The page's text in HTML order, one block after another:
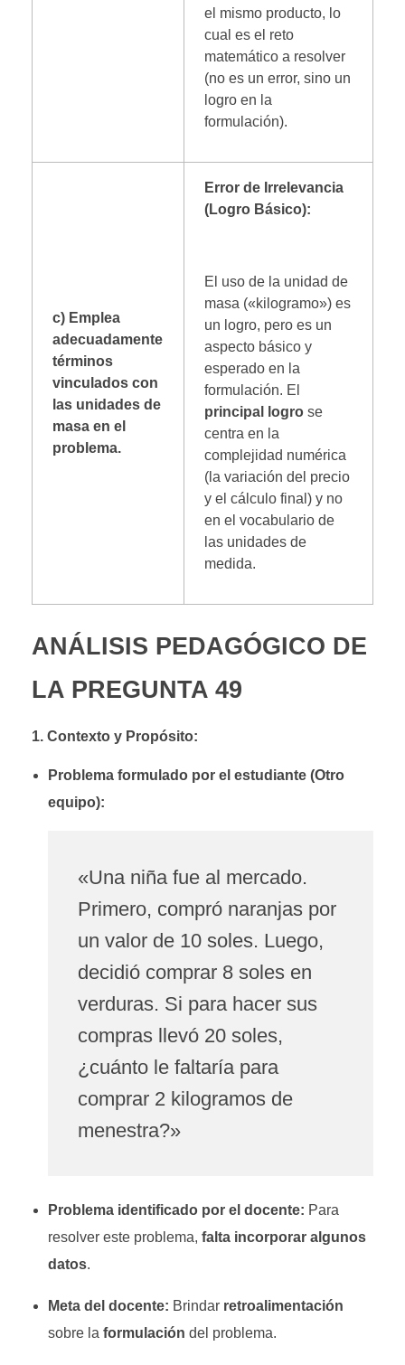
el mismo producto, lo
cual es el reto
matemático a resolver
(no es un error, sino un
logro en la
formulación).
c) Emplea
adecuadamente
términos
vinculados con
las unidades de
masa en el
problema.
Error de Irrelevancia
(Logro Básico):
El uso de la unidad de
masa («kilogramo») es
un logro, pero es un
aspecto básico y
esperado en la
formulación. El
principal logro se
centra en la
complejidad numérica
(la variación del precio
y el cálculo final) y no
en el vocabulario de
las unidades de
medida.
ANÁLISIS PEDAGÓGICO DE
LA PREGUNTA 49
1. Contexto y Propósito:
Problema formulado por el estudiante (Otro
equipo):
«Una niña fue al mercado.
Primero, compró naranjas por
un valor de 10 soles. Luego,
decidió comprar 8 soles en
verduras. Si para hacer sus
compras llevó 20 soles,
¿cuánto le faltaría para
comprar 2 kilogramos de
menestra?»
Problema identificado por el docente: Para
resolver este problema, falta incorporar algunos
datos.
Meta del docente: Brindar retroalimentación
sobre la formulación del problema.